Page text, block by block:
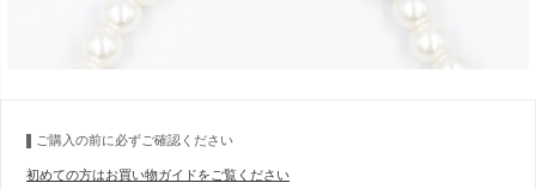
ご購入の前に必ずご確認ください
初めての方はお買い物ガイドをご覧ください